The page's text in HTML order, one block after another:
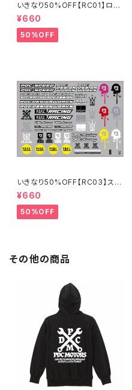
いきなり50%OFF【RC01】ロゴ
ステッカー2024
¥660
50%OFF
いきなり50%OFF【RC03】スポ
ンサーステッカーB 2024
¥660
50%OFF
その他の商品